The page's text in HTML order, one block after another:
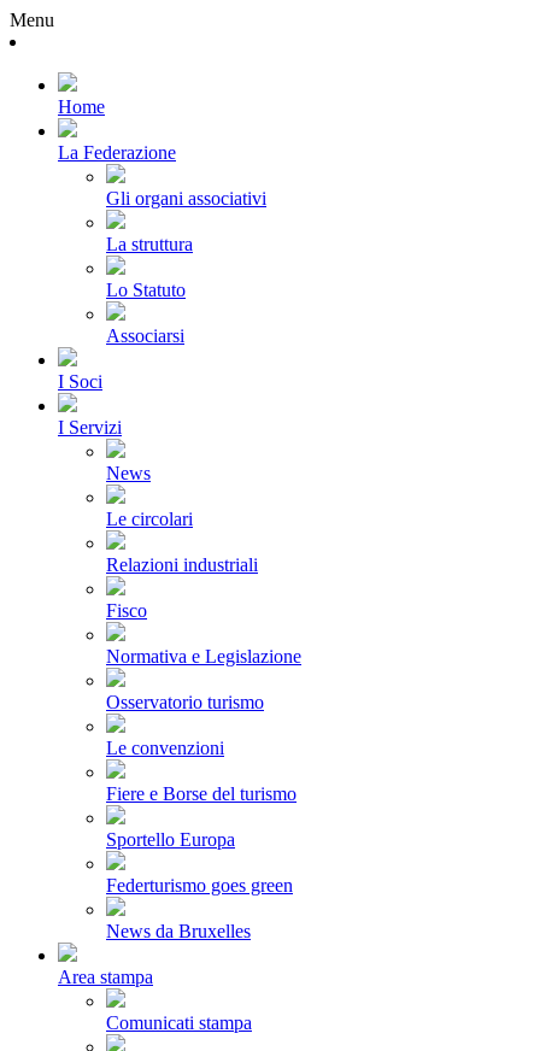
Menu
Home
La Federazione
Gli organi associativi
La struttura
Lo Statuto
Associarsi
I Soci
I Servizi
News
Le circolari
Relazioni industriali
Fisco
Normativa e Legislazione
Osservatorio turismo
Le convenzioni
Fiere e Borse del turismo
Sportello Europa
Federturismo goes green
News da Bruxelles
Area stampa
Comunicati stampa